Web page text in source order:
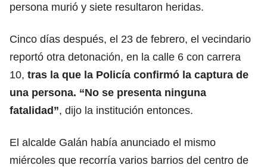
persona murió y siete resultaron heridas.
Cinco días después, el 23 de febrero, el vecindario
reportó otra detonación, en la calle 6 con carrera
10, tras la que la Policía confirmó la captura de
una persona. “No se presenta ninguna
fatalidad”, dijo la institución entonces.
El alcalde Galán había anunciado el mismo
miércoles que recorría varios barrios del centro de